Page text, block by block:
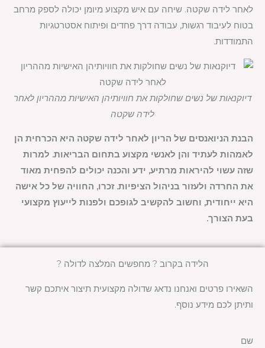
הלידה בקרוב ? מחפשים המלצה לדולה ?
השאירו פרטים ואנחנו נדאג שדולה מקצועית תיצור איתכם קשר
ותיתן לכם מידע נוסף.
שם
לאחר לידה שקטה. שיחה עם איש מקצוע מיומן יכולה לספק מרחב
בטוח לעיבוד רגשות, עבודה דרך פחדים ופיתוח אסטרטגיות
התמודדות.
דיוקנאות של נשים שחולקות את חוויותיהן האישיות מההריון לאחר
לידה שקטה
הבנת הניואנסים של הריון לאחר לידה שקטה היא הכרחית הן
לאמהות לעתיד והן לאנשי מקצוע בתחום הבריאות. למרות
שזה עשוי להיראות מרתיע, ידע והכנה יכולים להפחית מאוד
את החרדה ולעזור בניהול הציפיות. זכרו, החוויה של כל אישה
היא ייחודית, וחשוב להקשיב לגופכם ולפנות לייעוץ מקצועי
בעת הצורך.